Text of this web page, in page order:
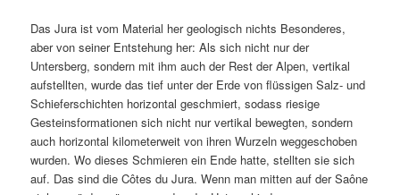
Das Jura ist vom Material her geologisch nichts Besonderes,
aber von seiner Entstehung her: Als sich nicht nur der
Untersberg, sondern mit ihm auch der Rest der Alpen, vertikal
aufstellten, wurde das tief unter der Erde von flüssigen Salz- und
Schieferschichten horizontal geschmiert, sodass riesige
Gesteinsformationen sich nicht nur vertikal bewegten, sondern
auch horizontal kilometerweit von ihren Wurzeln weggeschoben
wurden. Wo dieses Schmieren ein Ende hatte, stellten sie sich
auf. Das sind die Côtes du Jura. Wenn man mitten auf der Saône